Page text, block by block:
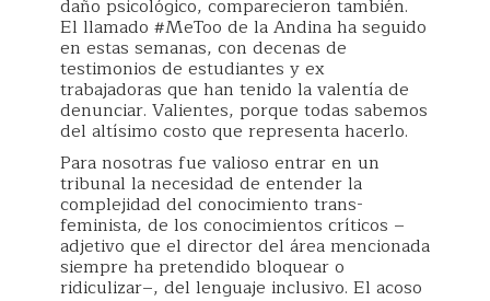
daño psicológico, comparecieron también.
El llamado #MeToo de la Andina ha seguido
en estas semanas, con decenas de
testimonios de estudiantes y ex
trabajadoras que han tenido la valentía de
denunciar. Valientes, porque todas sabemos
del altísimo costo que representa hacerlo.
Para nosotras fue valioso entrar en un
tribunal la necesidad de entender la
complejidad del conocimiento trans-
feminista, de los conocimientos críticos –
adjetivo que el director del área mencionada
siempre ha pretendido bloquear o
ridiculizar–, del lenguaje inclusivo. El acoso